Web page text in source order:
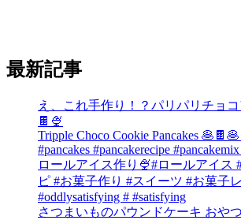
最新記事
え、これ手作り！？パリパリチョ
🍫🍨
Tripple Choco Cookie Pancakes
#pancakes #pancakerecipe
ロールアイス作り🍨#ロールアイス
ピ #お菓子作り #スイーツ #お菓子
#oddlysatisfying # #satisfying⁠
さつまいものパウンドケーキ おや